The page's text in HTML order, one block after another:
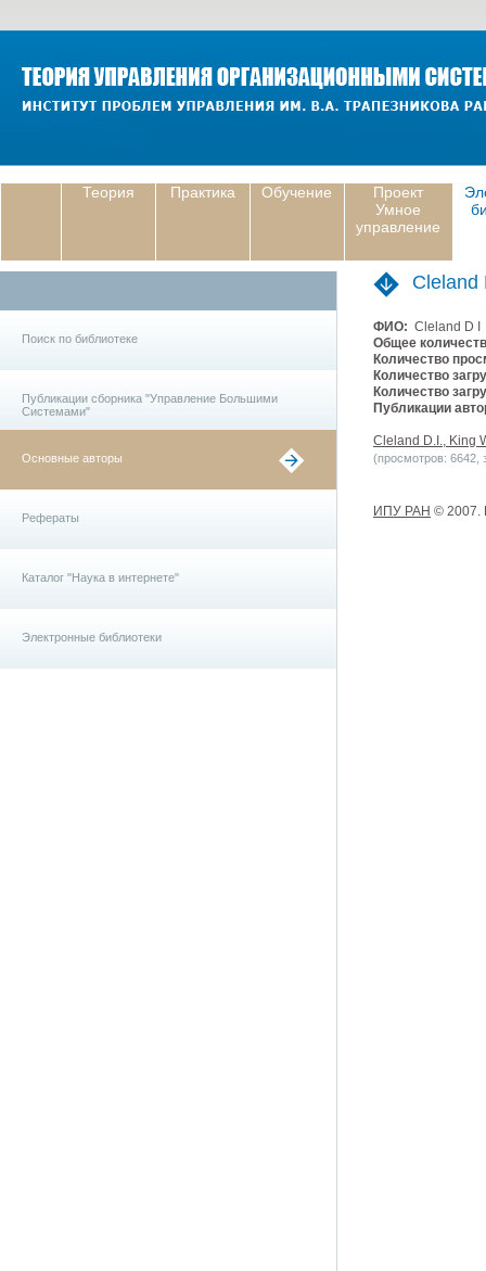
Теория Практика Обучение
Проект
Умное
управление
Поиск по библиотеке
Публикации сборника "Управление Большими
Системами"
Основные авторы
Рефераты
Каталог "Наука в интернете"
Электронные библиотеки
Cleland
ФИО: Cleland D I
Общее
Количество
Количество
Количество
Публикации
Cleland D.I., King
(просмотров: 6642,
ИПУ РАН © 2007.